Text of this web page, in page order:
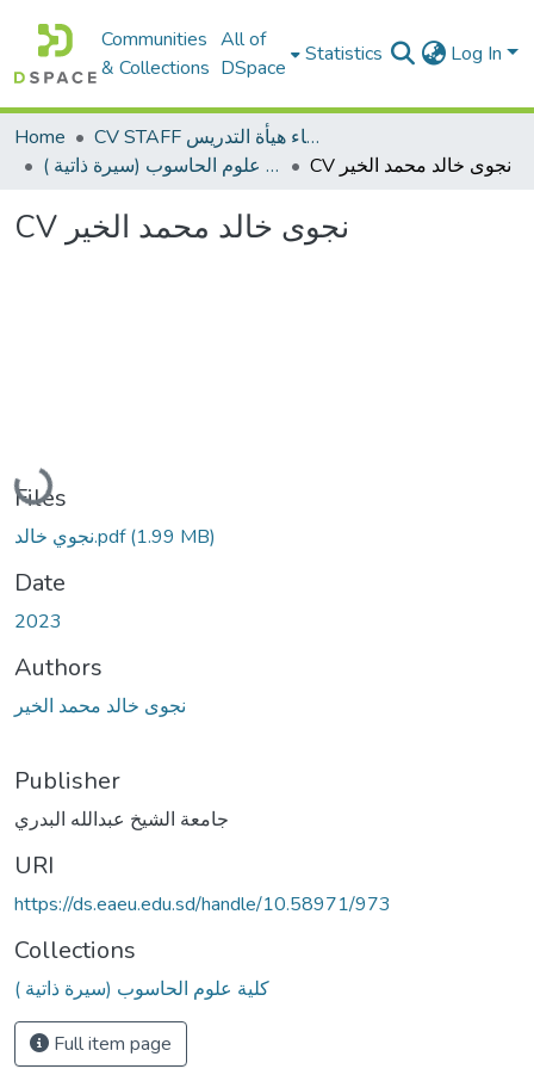
Communities
& Collections
All of
DSpace
Statistics Log In
Home
CV STAFF السيره الذاتية لأعضاء هيأة التدريس
كلية علوم الحاسوب (سيرة ذاتية )
CV نجوى خالد محمد الخير
CV نجوى خالد محمد الخير
Loading...
Files
نجوي خالد.pdf(1.99 MB)
Date
2023
Authors
نجوى خالد محمد الخير
Publisher
جامعة الشيخ عبدالله البدري
URI
https://ds.eaeu.edu.sd/handle/10.58971/973
Collections
كلية علوم الحاسوب (سيرة ذاتية )
Full item page